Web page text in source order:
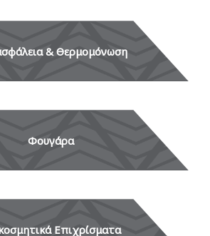
& Θερμομόνωση
Φουγάρα
Επιχρίσματα